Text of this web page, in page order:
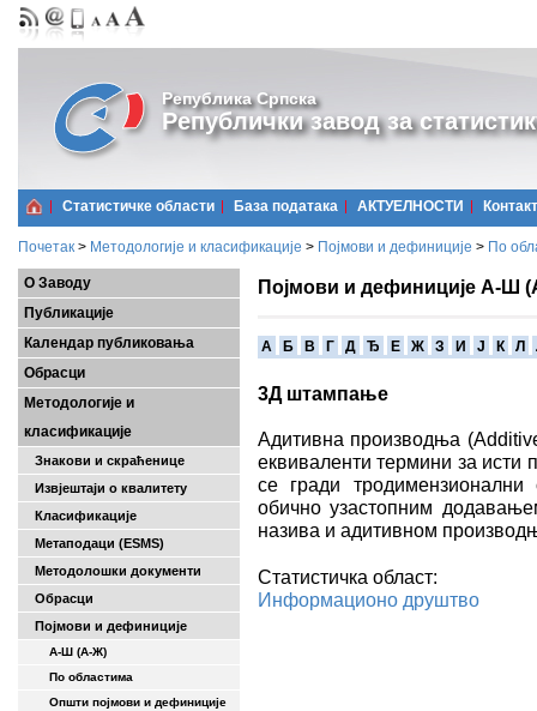
Република Српска
Републички завод за
Статистичке области Базa података АКТУЕЛНОСТИ Контакт
Почетак > Методологије и класификације > Појмови и дефиниције > По
О Заводу
Публикације
Календар публиковања
Обрасци
Методологије и
класификације
Знакови и скраћенице
Извјештаји о квалитету
Класификације
Метаподаци (ESMS)
Методолошки документи
Обрасци
Појмови и дефиниције
А-Ш (A-Ж)
По областима
Општи појмови и дефиниције
Појмови и дефиниције А-Ш
A Б В Г Д Ђ Е Ж З И Ј К Л
3Д штампање
Адитивна производња
еквиваленти термини за исти
се гради тродимензионални
обично узастопним
назива и адитивном
Статистичка област:
Информационо друштво